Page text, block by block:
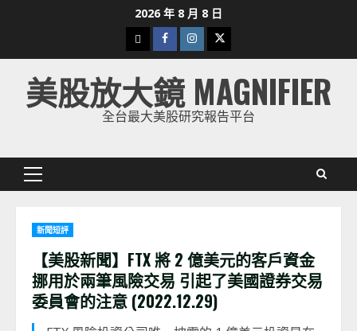
2026 年 8 月 8 日
下
載
美
股
Facebook
Instagram
Twitter
美股放大鏡 MAGNIFIER
全台最大美股研究報告平台
Primary
新聞短評
【美股新聞】FTX 將 2 億美元的客戶資金
挪用於兩筆風險交易 引起了美國證券交易
委員會的注意 (2022.12.29)